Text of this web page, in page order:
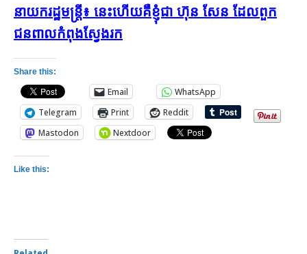
នាយករដ្ឋមន្រ្តី៖ នេះហើយគឺខ្ញុំជា ហ៊ុន សែន ដែលពួក
ជនពាលកំពុងស្វែងរក
Share this:
Email
WhatsApp
Telegram
Print
Reddit
Mastodon
Nextdoor
Like this: